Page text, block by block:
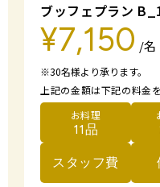
ブッフェプラン
¥7,150 /名
※30名様より承ります。
上記の金額は下記の料金
お料理
11品
スタッフ費